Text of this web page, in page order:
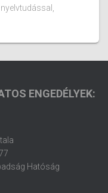
ENGEDÉLYEK:
Hatóság